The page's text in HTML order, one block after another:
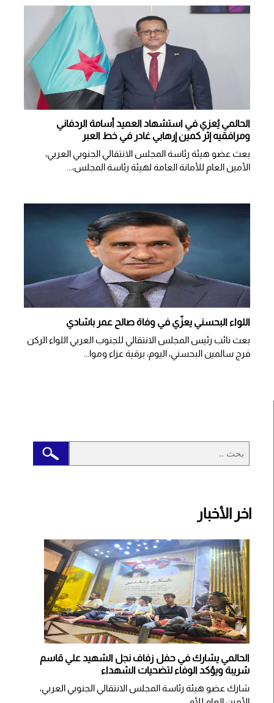
الحالمي يُعزي في استشهاد العميد أسامة الردفاني
ومرافقيه إثر كمين إرهابي غادر في خط العبر
بعث عضو هيئة رئاسة المجلس الانتقالي الجنوبي العربي،
الأمين العام للأمانة العامة لهيئة رئاسة المجلس،...
اللواء البحسني يعزّي في وفاة صالح عمر باشادي
بعث نائب رئيس المجلس الانتقالي للجنوب العربي اللواء الركن
فرج سالمين البحسني، اليوم، برقية عزاء وموا...
اخر الأخبار
الحالمي يشارك في حفل زفاف نجل الشهيد علي قاسم
شريبة ويؤكد الوفاء لتضحيات الشهداء
شارك عضو هيئة رئاسة المجلس الانتقالي الجنوبي العربي،